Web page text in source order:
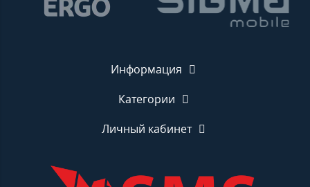
Информация
Категории
Личный кабинет